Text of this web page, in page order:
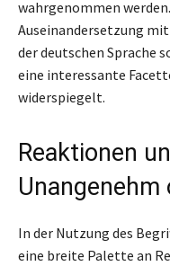
wahrgenommen
Auseinandersetzung mit
der deutschen Sprache
eine interessante
widerspiegelt.
Reaktionen
In der Nutzung des
eine breite Palette an